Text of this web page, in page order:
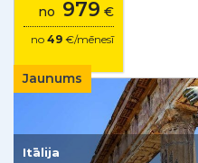
no 979 €
no 49 €/mēnesī
Jaunums
Itālija